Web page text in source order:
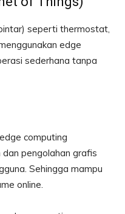
seperti thermostat,
edge
sederhana tanpa
computing
pengolahan grafis
Sehingga mampu
online.